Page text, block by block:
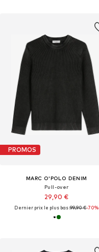
PROMOS
MARC O'POLO DENIM
Pull-over
29,90 €
Dernier prix le plus bas :99,90 €-70%